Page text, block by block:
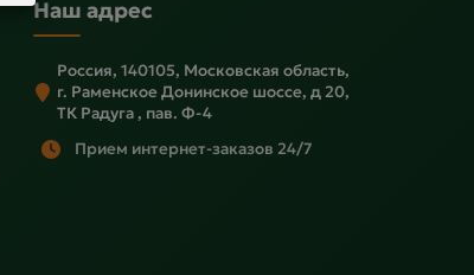
Наш адрес
Россия, 140105, Московская область,
г. Раменское Донинское шоссе, д 20,
ТК Радуга , пав. Ф-4
Прием интернет-заказов 24/7